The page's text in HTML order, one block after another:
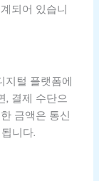
되어 있습니
털 플랫폼에
, 결제 수단으
금액은 통신
니다.